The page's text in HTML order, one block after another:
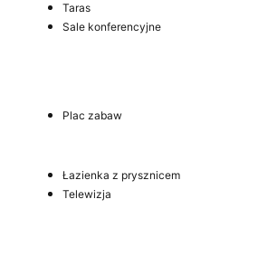
Taras
Sale konferencyjne
Plac zabaw
Łazienka z prysznicem
Telewizja